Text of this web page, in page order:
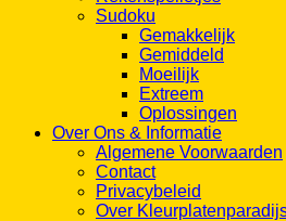
Sudoku
Gemakkelijk
Gemiddeld
Moeilijk
Extreem
Oplossingen
Over Ons & Informatie
Algemene Voorwaarden
Contact
Privacybeleid
Over